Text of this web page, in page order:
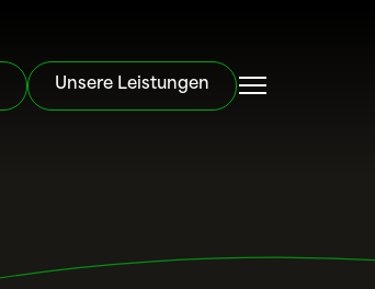
Unsere Leistungen